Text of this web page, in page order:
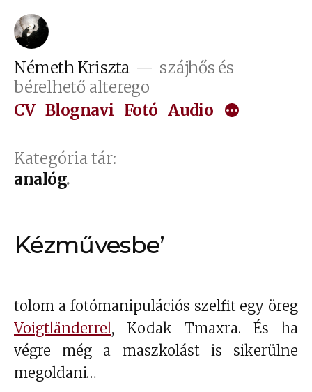
Tartalomhoz
Németh Kriszta
szájhős és
bérelhető alterego
CV Blognavi Fotó Audio
Kategória tár:
analóg
Kézművesbe’
tolom a fotómanipulációs szelfit egy öreg
Voigtländerrel, Kodak Tmaxra. És ha
végre még a maszkolást is sikerülne
megoldani…